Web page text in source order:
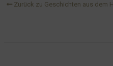
Zurück zu Geschichten aus dem